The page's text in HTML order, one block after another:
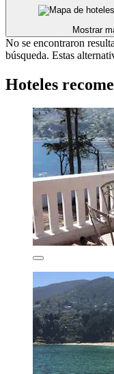
Mostrar
No se encontraron
búsqueda. Estas
Hoteles